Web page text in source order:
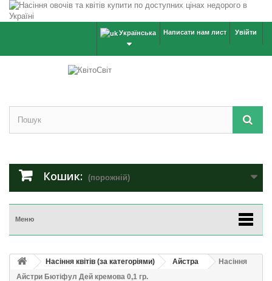
Увійти
Написати нам лист
Українська
Кошик: (порожній)
Меню
Насіння квітів (за категоріями) Айстра
Насіння
Айстри Бютіфул Дей кремова 0,1 гр.